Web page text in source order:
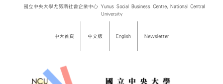
國立中央大學尤努斯社會企業中心 Yunus Social Business Centre, National Central
University
中大首頁 中文版 English Newsletter